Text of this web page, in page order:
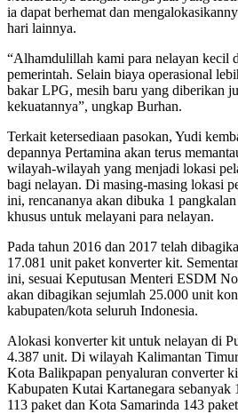
ia dapat berhemat dan
hari lainnya.
“Alhamdulillah kami para nelayan kecil
pemerintah. Selain biaya operasional
bakar LPG, mesih baru yang diberikan
kekuatannya”, ungkap Burhan.
Terkait ketersediaan pasokan, Yudi
depannya Pertamina akan terus
wilayah-wilayah yang menjadi lokasi
bagi nelayan. Di masing-masing lokasi
ini, rencananya akan dibuka 1
khusus untuk melayani para nelayan.
Pada tahun 2016 dan 2017 telah
17.081 unit paket konverter kit.
ini, sesuai Keputusan Menteri ESDM
akan dibagikan sejumlah 25.000 unit
kabupaten/kota seluruh Indonesia.
Alokasi konverter kit untuk nelayan di
4.387 unit. Di wilayah Kalimantan
Kota Balikpapan penyaluran converter
Kabupaten Kutai Kartanegara sebanyak
113 paket dan Kota Samarinda 143